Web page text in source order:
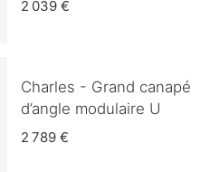
2 039 €
Charles - Grand canapé
d’angle modulaire U
2 789 €